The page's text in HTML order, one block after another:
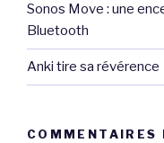
Sonos Move : une
Bluetooth
Anki tire sa révérence
COMMENTAIRES